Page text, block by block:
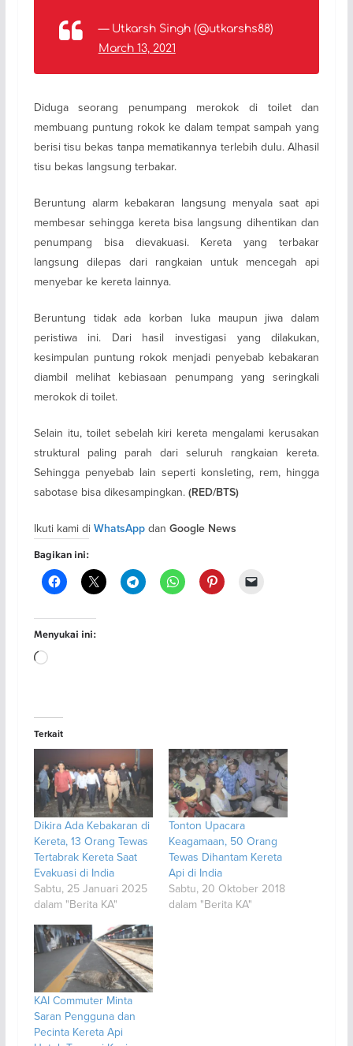
— Utkarsh Singh (@utkarshs88)
March 13, 2021
Diduga seorang penumpang merokok di toilet dan
membuang puntung rokok ke dalam tempat sampah yang
berisi tisu bekas tanpa mematikannya terlebih dulu. Alhasil
tisu bekas langsung terbakar.
Beruntung alarm kebakaran langsung menyala saat api
membesar sehingga kereta bisa langsung dihentikan dan
penumpang bisa dievakuasi. Kereta yang terbakar
langsung dilepas dari rangkaian untuk mencegah api
menyebar ke kereta lainnya.
Beruntung tidak ada korban luka maupun jiwa dalam
peristiwa ini. Dari hasil investigasi yang dilakukan,
kesimpulan puntung rokok menjadi penyebab kebakaran
diambil melihat kebiasaan penumpang yang seringkali
merokok di toilet.
Selain itu, toilet sebelah kiri kereta mengalami kerusakan
struktural paling parah dari seluruh rangkaian kereta.
Sehingga penyebab lain seperti konsleting, rem, hingga
sabotase bisa dikesampingkan. (RED/BTS)
Ikuti kami di WhatsAppdan Google News
Bagikan ini:
Menyukai ini:
Memuat...
Terkait
Dikira Ada Kebakaran di
Kereta, 13 Orang Tewas
Tertabrak Kereta Saat
Evakuasi di India
Sabtu, 25 Januari 2025
dalam "Berita KA"
Tonton Upacara
Keagamaan, 50 Orang
Tewas Dihantam Kereta
Api di India
Sabtu, 20 Oktober 2018
dalam "Berita KA"
KAI Commuter Minta
Saran Pengguna dan
Pecinta Kereta Api